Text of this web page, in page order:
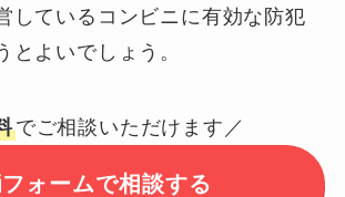
しているコンビニに有効な防犯
とよいでしょう。
でご相談いただけます／
フォームで相談する